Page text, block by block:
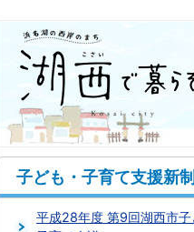
子ども・子育て支援新
平成28年度 第9回湖西市子